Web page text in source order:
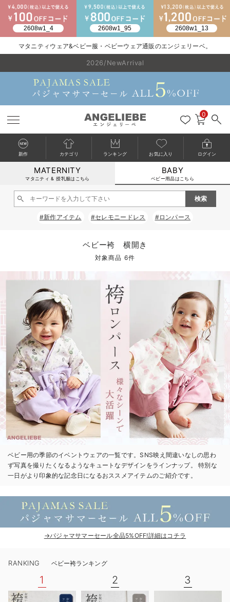
新生児服全て
ツーウェイオール・2WAYオール（新生児）
ベビー服全て
ロンパース・カバーオール
ベビー ブルマ
ベビー スカート
ベビートップス
ベビー アウター
ベビー セットアップ
スタイ・よだれかけ（新生児・ベビー）
ベビー帽子（新生児・乳児）
新生児スリーパー・ベビーパジャマ
ベビー リュック
シーズンアイテム全て
ベビー・新生児 寝具全て
ベビーベッド・布団 （ベビー・新生児）
ベビー 雑貨全て
ベビーチェア（ハイローチェア）・ベビーラック
ベビー 雑貨 小物
ベビー安全グッズ
ベビーおもちゃ
メモリアルグッズ
授乳・調乳・お食事
哺乳瓶
赤ちゃん 洗剤・洗濯用品・お掃除
赤ちゃん お風呂・ベビースキンケア
お出かけグッズ全て
ベビー｜季節の特集全て
猛暑からベビーを守るひんやりグッズ
ベビーの動物なりきり特集
ベビー 夏のお役立ちグッズ特集
【素材別】ベビーロンパース特集
袴ロンパース特集
アウトレット全て
【アウトレット】ワンピース
【アウトレット】パジャマ
【アウトレット】インナー
【アウトレット】ベビー
特集全て
抗菌防臭加工
コットン素材
冷房対策
接触冷感素材
Tシャツブラ
ブラトップ
親子セット
快適機能ウェア特集 トップス
快適機能ウェア特集 ボトムス
erbaviva（エルバビーバ）
ハレの日に着るANGELIEBEのセレモニー
便利な育児家電
再入荷全て
再入荷｜インナー
戻る
送料無料アイテム全て
ワンピース
パジャマ
インナー
雑貨
ベビー
戻る
ブラキャミ おまとめ
MAX55%OFF ブラックフ
戻る
【37周年祭セール】
【37周年祭セール】
戻る
気温差別オススメア
【15℃】3月下旬～
戻る
動きやすく着回しで
戻る
強撚スムース(コスパ
戻る
マタニティウェア
【おまとめ割】パジ
戻る
こだわりの履き心地
カジュアル
戻る
ジャケット派
きれいめ美脚パンツ派
ツィード派
王道シンプル派
セットアップ派
戻る
出産準備応援割全て
マタニティパジャマ
戻る
【オフィスカジュア
戻る
レギンスタイプ
戻る
【フォーマル】ワン
戻る
【ベビー】長袖
戻る
ハンカチ
セット
戻る
快適ウェア10%OFF
快適ウェア10%OFF
戻る
春のマタニティワン
セットアップ・ レイ
ジャンパースカート/
ワーク・オフィス
カジュアル
フォーマル / オケー
あったかアイテム｜
戻る
Gift Selection 出産
〜3,000円（税込）
10,001円（税込）〜
女の子におススメの
男の子におススメの
定番ギフト
もらって嬉しいギフト
かわいくておもしろ
何枚あっても嬉しい
長く使えるアイテム
お部屋映えアイテム
戻る
冬の冷え対策インナ
薄くてあったか
レギンス・タイツ
カップ付きインナー
あったか度◎
裏起毛素材
戻る
入院準備の持ち物チ
入院してすぐ使うグ
戻る
冬のあったか特集全て
【冬のあったか特集
【冬のあったか特集
マタニティウェア&ベビー服・ベビーウェア通販のエンジェリーベ。
2026/NewArrival
送料495円(一部地域を除く) 7,700円以上で送料無料
LINE お友達登録で500円OFF click
0
新作 カテゴリ ランキング お気に入り ログイン
MATERNITY
マタニティ & 授乳服はこちら
BABY
ベビー用品はこちら
#新作アイテム #セレモニードレス #ロンパース
ベビー袴 横開き
対象商品 6件
ベビー用の季節のイベントウェアの一覧です。SNS映え間違いなしの思わ
ず写真を撮りたくなるようなキュートなデザインをラインナップ。 特別な
一日がより印象的な記念日になるおススメアイテムのご紹介です。
→パジャマサマーセール全品5%OFF!詳細はコチラ
RANKING ベビー袴ランキング
1 2 3
カートに入れる
閉じる